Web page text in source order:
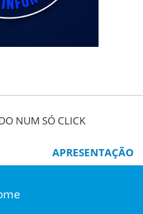
NUM SÓ CLICK
APRESENTAÇÃO